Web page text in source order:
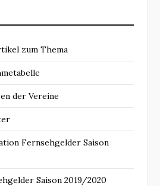
zum Thema
der Vereine
Fernsehgelder Saison
Saison 2019/2020